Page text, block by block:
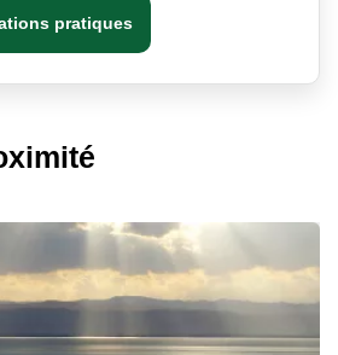
pratiques